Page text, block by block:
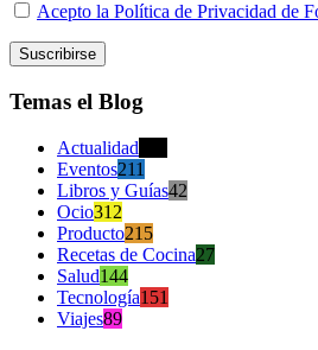
Acepto la Política de Privacidad de
Temas el Blog
Actualidad
Eventos211
Libros y Guías42
Ocio312
Producto215
Recetas de Cocina27
Salud144
Tecnología151
Viajes89